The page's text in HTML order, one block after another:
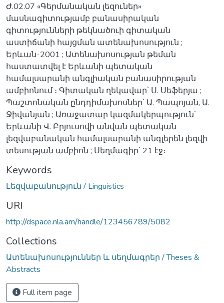
Ժ.02.07 «Գերմանական լեզուներ»
մասնագիտությամբ բանասիրական
գիտությունների թեկնածուի գիտական
աստիճանի հայցման ատենախոսություն ;
Երևան-2001 ; Ատենախոսության թեման
հաստատվել է Երևանի պետական
համալսարանի անգլիական բանասիրության
ամբիոնում ։ Գիտական ղեկավար՝ Ս. Սեֆերյա ;
Պաշտոնական ընդդիմախոսներ՝ Ա. Պապոյան, Ա.
Ջիվանյան ; Առաջատար կազմակերպություն՝
Երևանի Վ. Բրյուսովի անվան պետական
լեզվաբանական համալսարանի անգլերեն լեզվի
տեսության ամբիոն ; Սեղմագիր՝ 21 էջ։
Keywords
Լեզվաբանություն / Linguistics
URI
http://dspace.nla.am/handle/123456789/5082
Collections
Ատենախոսություններ և սեղմագրեր / Theses &
Abstracts
Full item page